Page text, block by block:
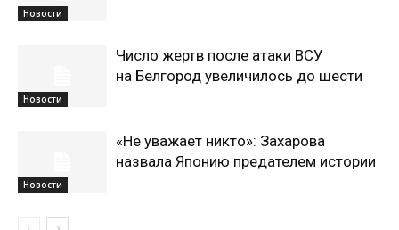
Новости
Новости
Число жертв после атаки ВСУ
на Белгород увеличилось до шести
Новости
«Не уважает никто»: Захарова
назвала Японию предателем истории